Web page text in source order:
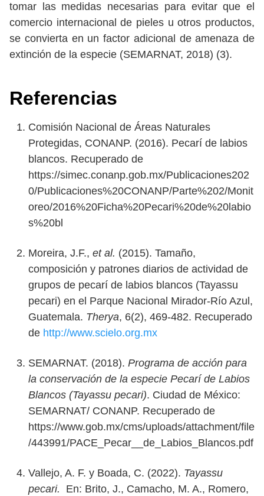
tomar las medidas necesarias para evitar que el
comercio internacional de pieles u otros productos,
se convierta en un factor adicional de amenaza de
extinción de la especie (SEMARNAT, 2018) (3).
Referencias
Comisión Nacional de Áreas Naturales
Protegidas, CONANP. (2016). Pecarí de labios
blancos. Recuperado de
https://simec.conanp.gob.mx/Publicaciones202
0/Publicaciones%20CONANP/Parte%202/Monit
oreo/2016%20Ficha%20Pecari%20de%20labio
s%20bl
Moreira, J.F., et al. (2015). Tamaño,
composición y patrones diarios de actividad de
grupos de pecarí de labios blancos (Tayassu
pecari) en el Parque Nacional Mirador-Río Azul,
Guatemala. Therya, 6(2), 469-482. Recuperado
de http://www.scielo.org.mx
SEMARNAT. (2018). Programa de acción para
la conservación de la especie Pecarí de Labios
Blancos (Tayassu pecari). Ciudad de México:
SEMARNAT/ CONANP. Recuperado de
https://www.gob.mx/cms/uploads/attachment/file
/443991/PACE_Pecar__de_Labios_Blancos.pdf
Vallejo, A. F. y Boada, C. (2022). Tayassu
pecari.
En: Brito, J., Camacho, M. A., Romero,